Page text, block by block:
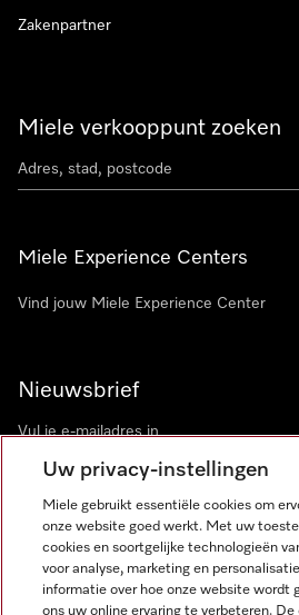
Miele verkooppunt zoeken
Miele Experience Centers
Vind jouw Miele Experience Center
Nieuwsbrief
Zakenpartner
Miele op Instagram
Miele op Facebook
Miele op Youtube
Uw privacy-instellingen
Miele gebruikt essentiële cookies om
onze website goed werkt. Met uw
cookies en soortgelijke technologieën
voor analyse, marketing en
informatie over hoe onze website wordt
ons uw online ervaring te verbeteren.